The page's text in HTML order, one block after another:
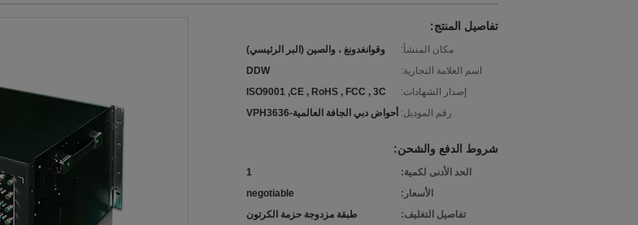
تفاصيل المنتج:
مكان المنشأ:
وقوانغدونغ ، والصين (البر الرئيسي)
اسم العلامة التجارية:
DDW
إصدار الشهادات:
ISO9001 ,CE , RoHS , FCC , 3C
رقم الموديل: أحواض دبي الجافة العالمية-VPH3636
شروط الدفع والشحن:
الحد الأدنى لكمية:
1
الأسعار:
negotiable
تفاصيل التغليف:
طبقة مزدوجة حزمة الكرتون